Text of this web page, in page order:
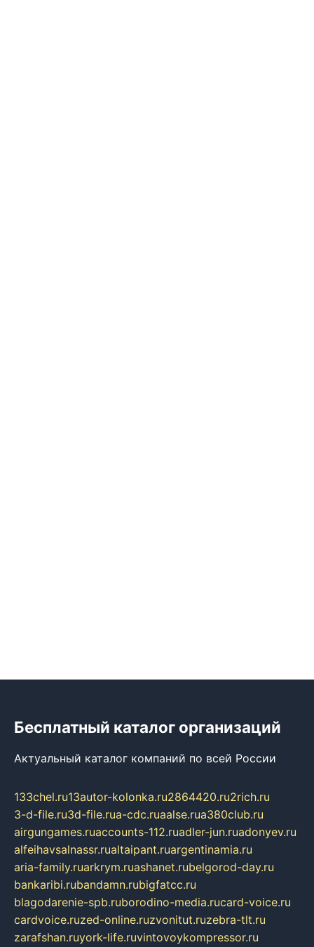
Бесплатный каталог организаций
Актуальный каталог компаний по всей России
133chel.ru13autor-kolonka.ru2864420.ru2rich.ru
3-d-file.ru3d-file.rua-cdc.ruaalse.rua380club.ru
airgungames.ruaccounts-112.ruadler-jun.ruadonyev.ru
alfeihavsalnassr.rualtaipant.ruargentinamia.ru
aria-family.ruarkrym.ruashanet.rubelgorod-day.ru
bankaribi.rubandamn.rubigfatcc.ru
blagodarenie-spb.ruborodino-media.rucard-voice.ru
cardvoice.ruzed-online.ruzvonitut.ruzebra-tlt.ru
zarafshan.ruyork-life.ruvintovoykompressor.ru